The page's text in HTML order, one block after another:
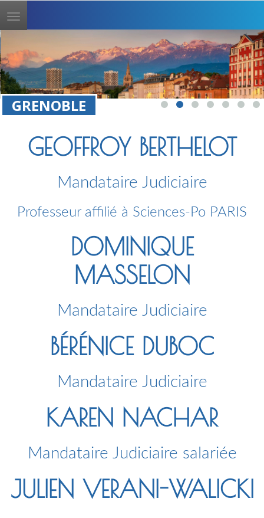
Toggle
navigation
GRENOBLE
GEOFFROY BERTHELOT
Mandataire Judiciaire
Professeur affilié à Sciences-Po PARIS
DOMINIQUE
MASSELON
Mandataire Judiciaire
BÉRÉNICE DUBOC
Mandataire Judiciaire
KAREN NACHAR
Mandataire Judiciaire salariée
JULIEN VERANI-WALICKI